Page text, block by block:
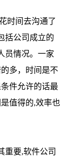
时间去沟通了
括公司成立的
员情况。一家
多，时间是不
件允许的话最
值得的,效率也
重要,软件公司